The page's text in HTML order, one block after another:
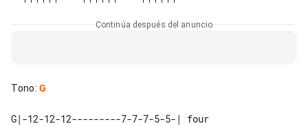
Continúa después del anuncio
Tono: G
G|-12-12-12---------7-7-7-5-5-| four